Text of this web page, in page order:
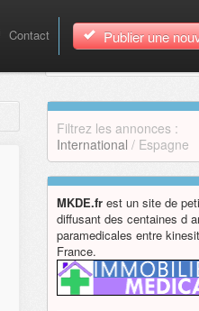
Publier une
Contact
Filtrez les annonces :
International / Espagne
MKDE.fr est un site de
diffusant des centaines d
paramedicales entre
France.